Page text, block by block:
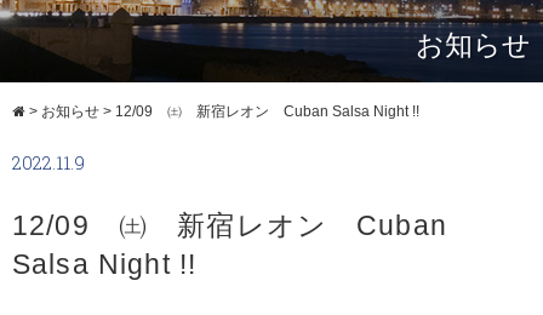
お知らせ
> お知らせ > 12/09 ㈯ 新宿レオン Cuban Salsa Night !!
2022.11.9
12/09 ㈯ 新宿レオン Cuban
Salsa Night !!